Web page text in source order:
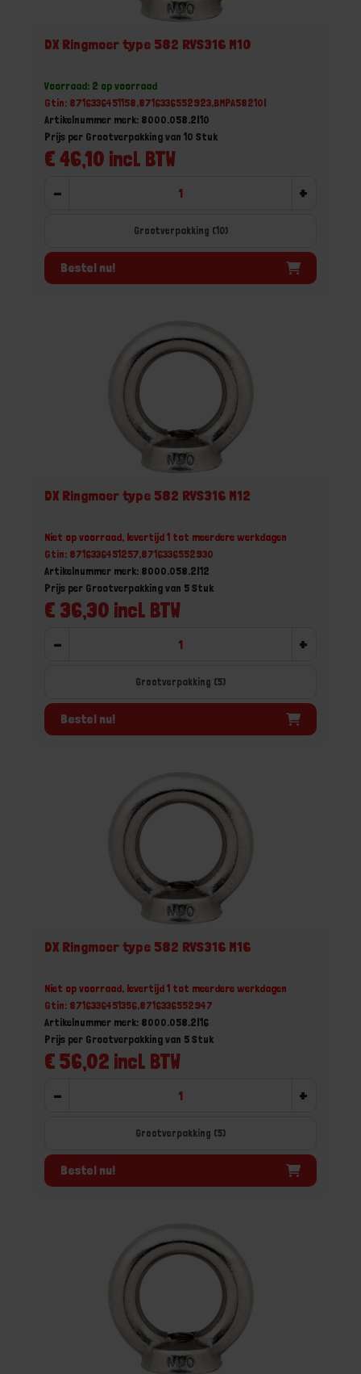
DX Ringmoer type 582 RVS316 M10
Voorraad: 2 op voorraad
Gtin: 8716336451158,8716336552923,BMPA58210I
Artikelnummer merk: 8000.058.2I10
€ 46,10 incl. BTW
Prijs per Grootverpakking van 10 Stuk
- +
Grootverpakking (10)
Bestel nu!
DX Ringmoer type 582 RVS316 M12
Niet op voorraad, levertijd 1 tot meerdere werkdagen
Gtin: 8716336451257,8716336552930
Artikelnummer merk: 8000.058.2I12
€ 36,30 incl. BTW
Prijs per Grootverpakking van 5 Stuk
- +
Grootverpakking (5)
Bestel nu!
DX Ringmoer type 582 RVS316 M16
Niet op voorraad, levertijd 1 tot meerdere werkdagen
Gtin: 8716336451356,8716336552947
Artikelnummer merk: 8000.058.2I16
€ 56,02 incl. BTW
Prijs per Grootverpakking van 5 Stuk
- +
Grootverpakking (5)
Bestel nu!